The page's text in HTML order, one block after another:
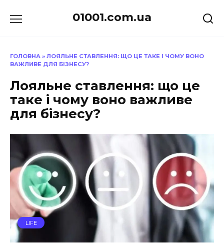
до
01001.com.ua
ГОЛОВНА » ЛОЯЛЬНЕ СТАВЛЕННЯ: ЩО ЦЕ ТАКЕ І ЧОМУ ВОНО
ВАЖЛИВЕ ДЛЯ БІЗНЕСУ?
Лояльне ставлення: що це
таке і чому воно важливе
для бізнесу?
LIFE